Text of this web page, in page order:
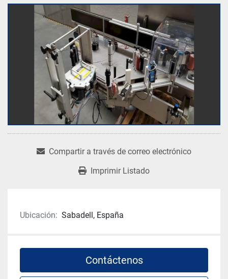
Compartir a través de correo electrónico
Imprimir Listado
Ubicación: Sabadell, España
Contáctenos